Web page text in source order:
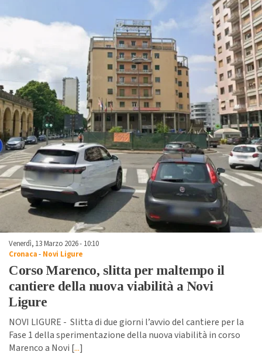
Venerdì, 13 Marzo 2026 - 10:10
Cronaca- Novi Ligure
Corso Marenco, slitta per maltempo il
cantiere della nuova viabilità a Novi
Ligure
NOVI LIGURE - Slitta di due giorni l’avvio del cantiere per la
Fase 1 della sperimentazione della nuova viabilità in corso
Marenco a Novi [...]